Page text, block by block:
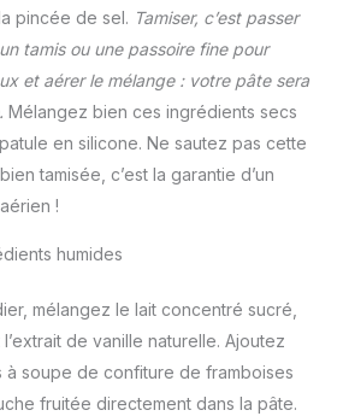
pincée de sel. Tamiser, c’est passer
tamis ou une passoire fine pour
et aérer le mélange : votre pâte sera
Mélangez bien ces ingrédients secs
en silicone. Ne sautez pas cette
tamisée, c’est la garantie d’un
!
humides
mélangez le lait concentré sucré,
de vanille naturelle. Ajoutez
à soupe de confiture de framboises
fruitée directement dans la pâte.